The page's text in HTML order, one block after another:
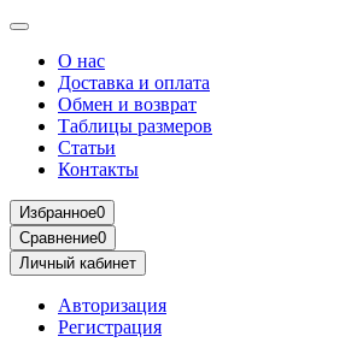
О нас
Доставка и оплата
Обмен и возврат
Таблицы размеров
Статьи
Контакты
Избранное0
Сравнение0
Личный кабинет
Авторизация
Регистрация